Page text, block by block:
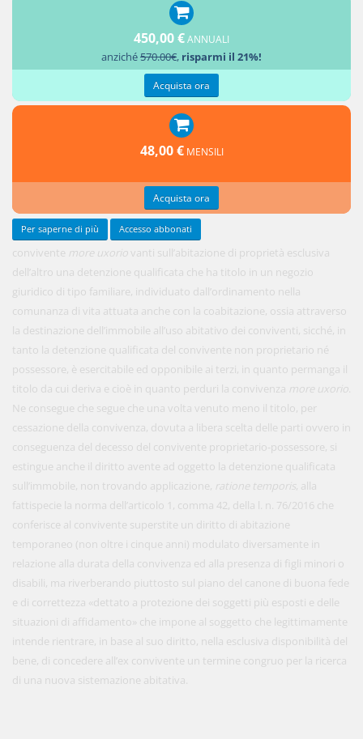
convivente more uxorio vanti sull’abitazione di proprietà esclusiva
dell’altro una detenzione qualificata che ha titolo in un negozio
giuridico di tipo familiare, individuato dall’ordinamento nella
comunanza di vita attuata anche con la coabitazione, ossia attraverso
la destinazione dell’immobile all’uso abitativo dei conviventi, sicché, in
tanto la detenzione qualificata del convivente non proprietario né
possessore, è esercitabile ed opponibile ai terzi, in quanto permanga il
titolo da cui deriva e cioè in quanto perduri la convivenza more uxorio
Ne consegue che segue che una volta venuto meno il titolo, per
cessazione della convivenza, dovuta a libera scelta delle parti ovvero in
conseguenza del decesso del convivente proprietario-possessore, si
estingue anche il diritto avente ad oggetto la detenzione qualificata
sull’immobile, non trovando applicazione, ratione temporis, alla
fattispecie la norma dell’articolo 1, comma 42, della l. n. 76/2016 che
conferisce al convivente superstite un diritto di abitazione
temporaneo (non oltre i cinque anni) modulato diversamente in
relazione alla durata della convivenza ed alla presenza di figli minori o
disabili, ma riverberando piuttosto sul piano del canone di buona fede
e di correttezza «dettato a protezione dei soggetti più esposti e delle
situazioni di affidamento» che impone al soggetto che legittimamente
intende rientrare, in base al suo diritto, nella esclusiva disponibilità del
bene, di concedere all’ex convivente un termine congruo per la ricerca
di una nuova sistemazione abitativa.
450,00 €ANNUALI
anziché570.00€, risparmi il 21%!
Acquista ora
48,00 € MENSILI
Acquista ora
Per saperne di più Accesso abbonati